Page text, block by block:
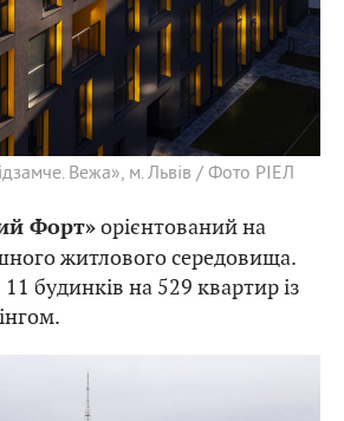
Вежа», м. Львів / Фото РІЕЛ
Форт»орієнтований на
житлового середовища.
будинків на 529 квартир із